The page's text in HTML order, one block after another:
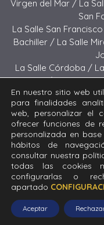
Virgen del Mar / La
San
La Salle San
Bachiller / La Salle
La Salle Córdoba /
Pastor /La Salle
(Jerez) /
La Salle Buen Consejo
La Salle San
Todos los derechos
por el equipo T.I.C.
Aviso legal|
En nuestro sitio web
para finalidades
web, personalizar el
ofrecer funciones de
personalizada en
hábitos de
consultar nuestra
todas las cookies
configurarlas o
apartado
Aceptar